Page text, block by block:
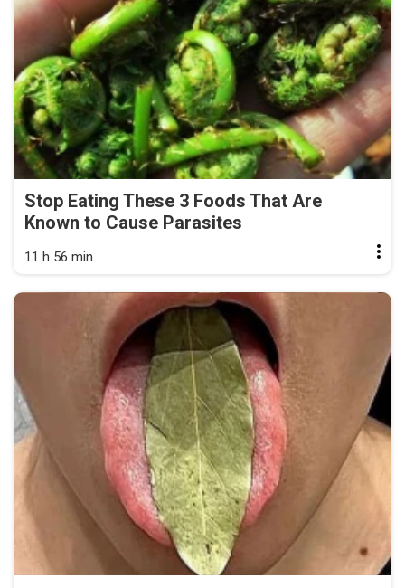
Stop Eating These 3 Foods That Are
Known to Cause Parasites
11 h 56 min